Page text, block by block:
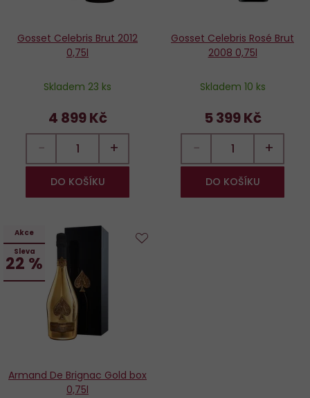
Gosset Celebris Brut 2012
0,75l
Skladem 23 ks
4 899 Kč
− +
DO KOŠÍKU
Gosset Celebris Rosé Brut
2008 0,75l
Skladem 10 ks
5 399 Kč
− +
DO KOŠÍKU
Akce
Sleva
22 %
Armand De Brignac Gold box
0,75l